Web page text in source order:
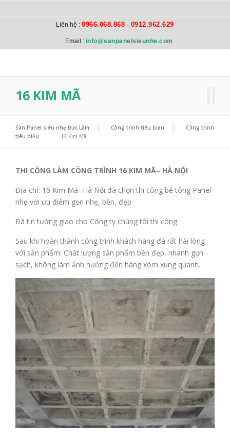
Liên hệ :0966.068.868 - 0912.962.629
Email : info@sanpanelsieunhe.com
16 KIM MÃ
Sàn Panel siêu nhẹ Đức Lâm > Công trình tiêu biểu >
Công trình
tiêu biểu
16 Kim Mã
THI CÔNG LÀM CÔNG TRÌNH 16 KIM MÃ– HÀ NỘI
Địa chỉ: 16 Kim Mã- Hà Nội đã chọn thi công bê tông Panel
nhẹ với ưu điểm gọn nhẹ, bền, đẹp
Đã tin tưởng giao cho Công ty chúng tôi thi công
Sau khi hoàn thành công trình khách hàng đã rất hài lòng
với sản phẩm. Chất lượng sản phẩm bền đẹp, nhanh gọn
sạch, không làm ảnh hưởng đến hàng xóm xung quanh.